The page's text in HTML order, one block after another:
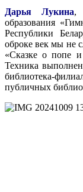
Дарья Лукина,
образования
Республики
оброке век мы не
«Сказке о попе
Техника
библиотека-
публичных